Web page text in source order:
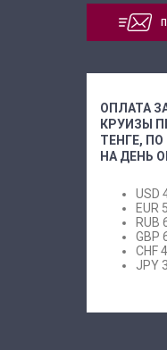
ОПЛАТА
КРУИЗЫ
ТЕНГЕ,
НА ДЕНЬ
USD
EUR
RUB
GBP
CHF
JPY